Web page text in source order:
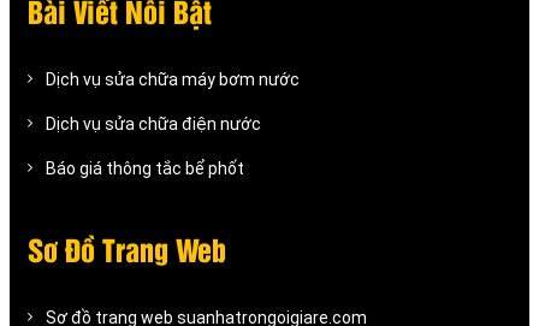
Bài Viết Nỗi Bật
Dịch vụ sửa chữa máy bơm nước
Dịch vụ sửa chữa điện nước
Báo giá thông tắc bể phốt
Sơ Đồ Trang Web
Sơ đồ trang web suanhatrongoigiare.com